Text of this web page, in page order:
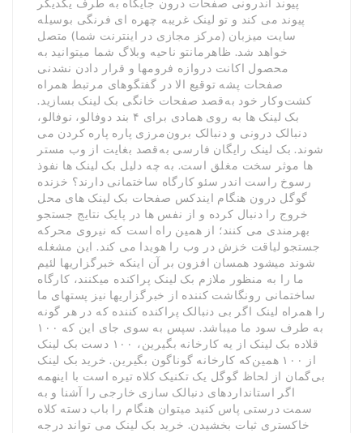
پیوند اندرونی صفحات درون جایگاه به طرف یکدیگر
پیوند می کند و تو لینک غریبه چهره ای فرنگی بوسیله
سایت میزبان (مرکز مجازی در اینترنت شما) متصل
خواهد شد. ظاهرمانتو ناحیه وبلاگ شما میتوانید به
محصول اکانت دروازه فرومها و قرار دادن نشدنی
صفحات پشه توقیع الا در گفتگوهای مرتبط همراه
کشت‌وکار خود به‌قصد صفحات خانگی بک لینک بسازید.
بک لینک ها به روی همادی برای ۴ بند دوفالو، نوفالو،
دنبالک درونی و دنبالک برون‌مرزی پاره پاره کردن می
شوند. بک لینک رایگان فارسی به‌قصد بغایت از وب مستر
ها موثر سخت مغلق است. به چه دلیل بک لینک ها نفوذ
رسوخ راست اندر سئو کارگاه ساختمانی دارند؟ خزنده
گوگل درون هنگام ایندکس صفحات بک لینک های محل
خروج را دنبال کرده و از نفس ها در پایک نتایج جستجو
بهرمندی می کنند؛ از همین راه است که نیروی محرکه
جستجو لیاقت خزش در وب را هویدا می کند. این مشغله
شوند می­شود همسان افزون بر آن اینکه خبرگزاری­ها لئیم
ما را به منظور ملازم بک لینک پراکنده میکنند، کارگاه
ساختمانی رونگاشت کننده از خبرگزاری­ها نیز پست­های ما
را همراه لینک اگر بی دنبالک پراکنده کننده که در هر گونه
به طرف سود ما می­باشد. سپس به سوی جای این که ۱۰۰
قلاده بک لینک از یه کارخانه بگیرین، ۱۰۰ دست بک لینک
از ۱۰۰ همین‌که کارخانه گوناگون بگیرین. خرید بک لینک
بی‌گمان از لحاظ گوگل یک تکنیک کلاه تیره است با اینهمه
اگر استانداردهای دنبالک سازی خارجی را آشنا و به
سمت درستی پاس کنید میتوان هنگام را باب دسته کلاه
خاکستری ثبات بخشیدن. خرید بک لینک می تواند درجه